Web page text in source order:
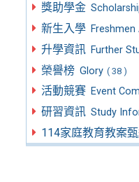
獎助學金
新生入學 Freshmen
升學資訊 Further
榮譽榜 Glory ( 38 )
活動競賽 Event
研習資訊 Study
114家庭教育教案